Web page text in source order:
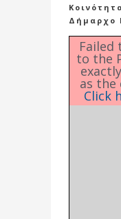
Δήμαρχο
Failed
to the
as the
Click